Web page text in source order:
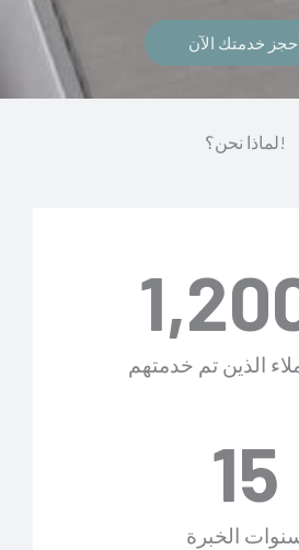
خدمتك الآن
لماذا نحن؟!
الذين تم خدمتهم
الخبرة
15